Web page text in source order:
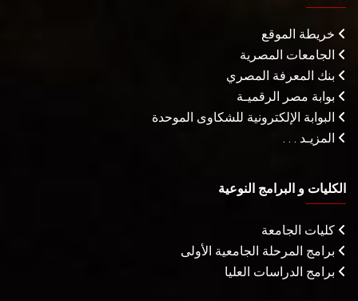
خريطة الموقع
الجامعات المصرية
بنك المعرفة المصري
بوابة مصر الرقميـة
البوابة الإلكترونية للشكاوى الموحدة
المزيـد . . .
الكليات و البرامج النوعية
كليات الجامعة
برامج المرحلة الجامعية الأولى
برامج الدراسات العليا